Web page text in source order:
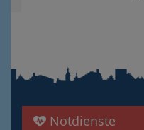
Notdienste